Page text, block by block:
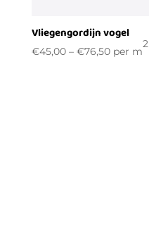
Vliegengordijn vogel
€45,00– €76,50per m
2